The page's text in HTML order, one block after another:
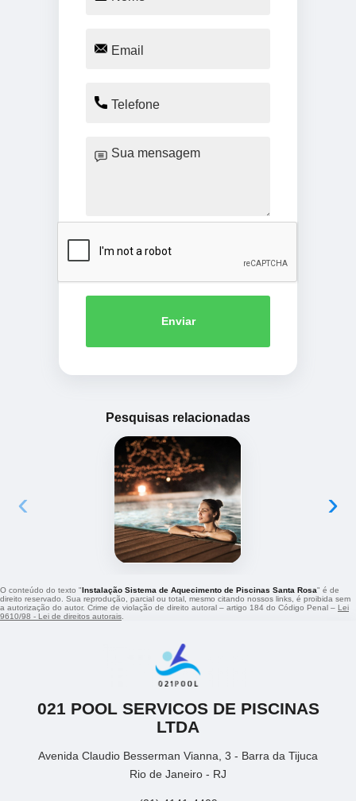
Enviar
Pesquisas relacionadas
‹ ›
O conteúdo do texto " Instalação Sistema de Aquecimento de Piscinas Santa Rosa" é de
direito reservado. Sua reprodução, parcial ou total, mesmo citando nossos links, é proibida sem
a autorização do autor. Crime de violação de direito autoral – artigo 184 do Código Penal – Lei
9610/98 - Lei de direitos autorais.
021 POOL SERVICOS DE PISCINAS
LTDA
Avenida Claudio Besserman Vianna, 3 - Barra da Tijuca
Rio de Janeiro - RJ